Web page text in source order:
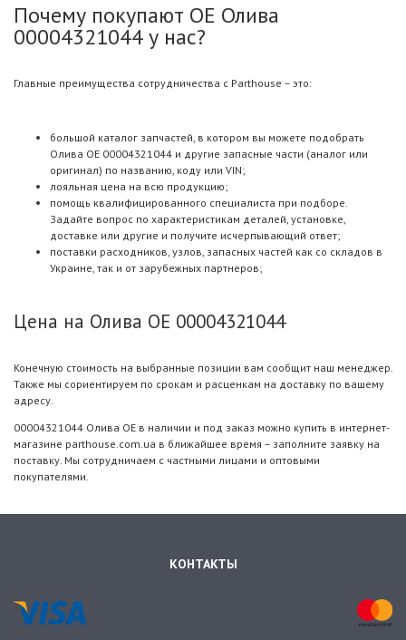
Почему покупают OE Олива
00004321044 у нас?
Главные преимущества сотрудничества с Parthouse – это:
большой каталог запчастей, в котором вы можете подобрать
Олива OE 00004321044 и другие запасные части (аналог или
оригинал) по названию, коду или VIN;
лояльная цена на всю продукцию;
помощь квалифицированного специалиста при подборе.
Задайте вопрос по характеристикам деталей, установке,
доставке или другие и получите исчерпывающий ответ;
поставки расходников, узлов, запасных частей как со складов в
Украине, так и от зарубежных партнеров;
Цена на Олива OE 00004321044
Конечную стоимость на выбранные позиции вам сообщит наш менеджер.
Также мы сориентируем по срокам и расценкам на доставку по вашему
адресу.
00004321044 Олива OE в наличии и под заказ можно купить в интернет-
магазине parthouse.com.ua в ближайшее время – заполните заявку на
поставку. Мы сотрудничаем с частными лицами и оптовыми
покупателями.
КОНТАКТЫ